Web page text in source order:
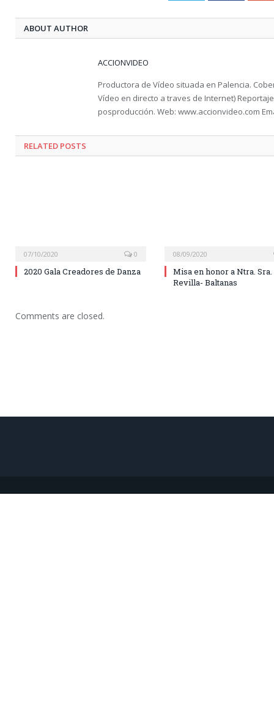
ABOUT AUTHOR
ACCIONVIDEO
Productora de Vídeo situada en Palencia.
Vídeo en directo a traves de Internet)
posproducción. Web: www.accionvideo.com
RELATED POSTS
07/10/2020 0
2020 Gala Creadores de Danza
08/09/2020
Misa en honor a Ntra. Sra.
Revilla- Baltanas
Comments are closed.